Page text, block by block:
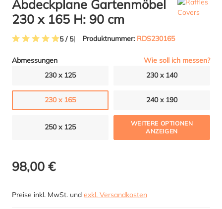
Abdeckplane Gartenmöbel
230 x 165 H: 90 cm
5 / 5 Produktnummer: RDS230165
Abmessungen
Wie soll ich messen?
230 x 125
230 x 140
230 x 165 240 x 190
250 x 125
WEITERE OPTIONEN
ANZEIGEN
98,00 €
Preise inkl. MwSt. und exkl. Versandkosten